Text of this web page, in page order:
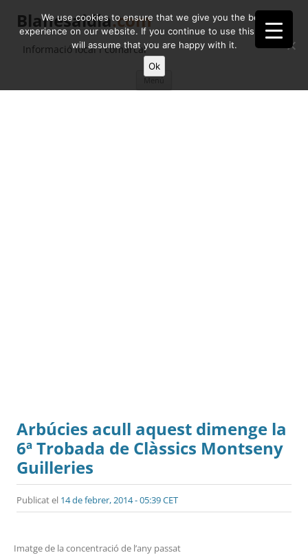
Blanesaldia.com
Informació local i comarcal
contingut
Arbúcies acull aquest dimenge la
6ª Trobada de Clàssics Montseny
Guilleries
Publicat el 14 de febrer, 2014 - 05:39 CET
Imatge de la concentració de l’any passat
We use cookies to ensure that we give you the best
experience on our website. If you continue to use this site we
will assume that you are happy with it.
Ok